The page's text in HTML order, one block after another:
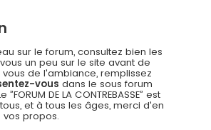
sur le forum, consultez bien les
un peu sur le site avant de
de l'ambiance, remplissez
vous dans le sous forum
DE LA CONTREBASSE” est
et à tous les âges, merci d'en
propos.